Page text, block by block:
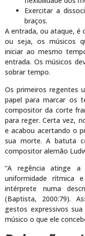
Exercitar a
braços.
A entrada, ou ataque, é
ou seja, os músicos
iniciar ao mesmo
entrada. Os músicos
sobrar tempo.
Os primeiros regentes
papel para marcar os
compositor da corte
para reger. Certa vez,
e acabou acertando o
sua morte. A batuta
compositor alemão
“A regência atinge
uniformidade rítmica
intérprete numa
(Baptista, 2000:79).
gestos expressivos
músico o que ele